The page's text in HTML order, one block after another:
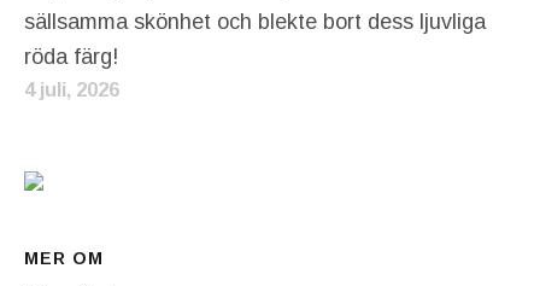
sällsamma skönhet och blekte bort dess ljuvliga
röda färg!
4 juli, 2026
MER OM